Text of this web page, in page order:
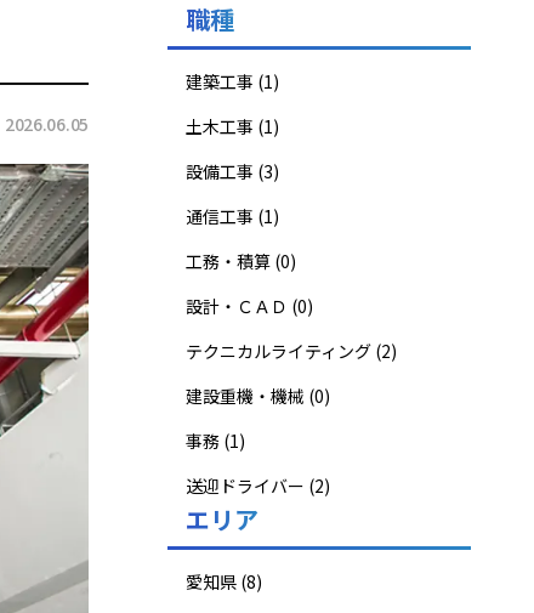
2026.06.05
職種
建築工事 (1)
土木工事 (1)
設備工事 (3)
通信工事 (1)
工務・積算 (0)
設計・ＣＡＤ (0)
テクニカルライティング (2)
建設重機・機械 (0)
事務 (1)
送迎ドライバー (2)
エリア
愛知県 (8)